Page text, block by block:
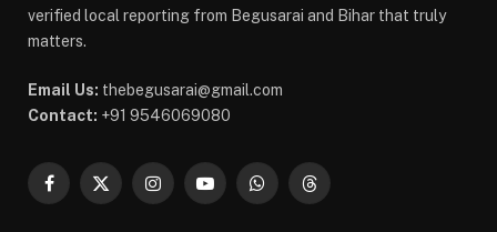
verified local reporting from Begusarai and Bihar that truly
matters.
Email Us: thebegusarai@gmail.com
Contact: +91 9546069080
Facebook
X
InstagramYouTubeWhatsAppThreads